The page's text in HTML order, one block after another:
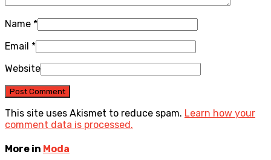
Name *
Email *
Website
This site uses Akismet to reduce spam. Learn how your
comment data is processed.
More in Moda